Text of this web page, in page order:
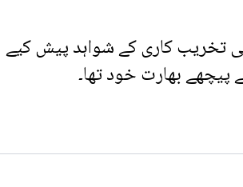
تخریب کاری کے شواہد پیش کیے
پیچھے بھارت خود تھا۔